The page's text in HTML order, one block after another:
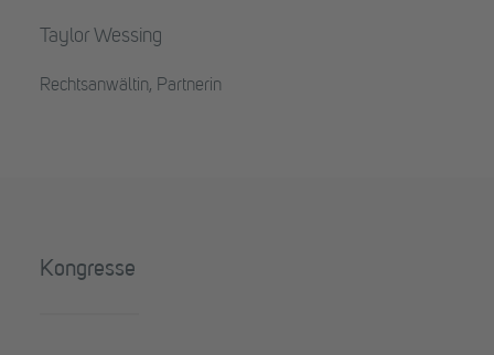
Taylor Wessing
Rechtsanwältin, Partnerin
Kongresse